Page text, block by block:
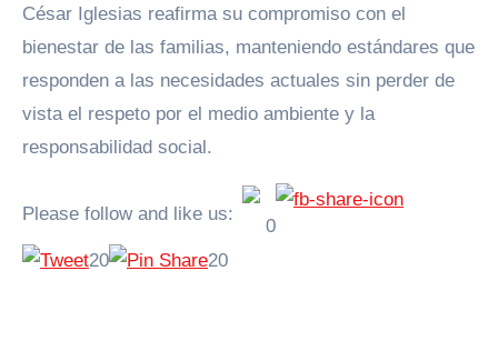
César Iglesias reafirma su compromiso con el
bienestar de las familias, manteniendo estándares que
responden a las necesidades actuales sin perder de
vista el respeto por el medio ambiente y la
responsabilidad social.
Please follow and like us:
0
20
20